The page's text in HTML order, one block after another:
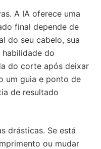
A IA oferece uma
final depende de
do seu cabelo, sua
do
do corte após deixar
um guia e ponto de
de resultado
drásticas. Se está
ou mudar